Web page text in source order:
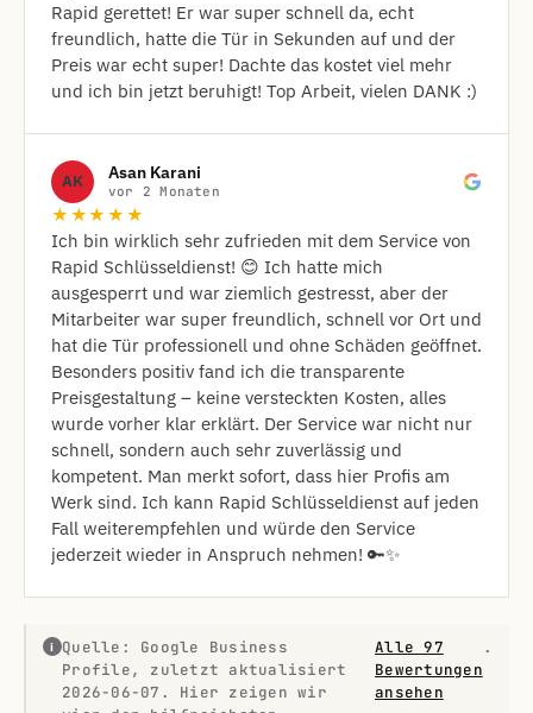
Rapid gerettet! Er war super schnell da, echt
freundlich, hatte die Tür in Sekunden auf und der
Preis war echt super! Dachte das kostet viel mehr
und ich bin jetzt beruhigt! Top Arbeit, vielen DANK :)
AK Asan Karani
vor 2 Monaten
★★★★★
Ich bin wirklich sehr zufrieden mit dem Service von
Rapid Schlüsseldienst! 😊 Ich hatte mich
ausgesperrt und war ziemlich gestresst, aber der
Mitarbeiter war super freundlich, schnell vor Ort und
hat die Tür professionell und ohne Schäden geöffnet.
Besonders positiv fand ich die transparente
Preisgestaltung – keine versteckten Kosten, alles
wurde vorher klar erklärt. Der Service war nicht nur
schnell, sondern auch sehr zuverlässig und
kompetent. Man merkt sofort, dass hier Profis am
Werk sind. Ich kann Rapid Schlüsseldienst auf jeden
Fall weiterempfehlen und würde den Service
jederzeit wieder in Anspruch nehmen! 🔑✨
i
Quelle: Google Business
Profile, zuletzt aktualisiert
2026-06-07. Hier zeigen wir
Alle 97
Bewertungen
ansehen
.